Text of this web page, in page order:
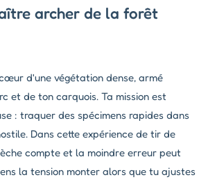
archer de la forêt
d'une végétation dense, armé
et de ton carquois. Ta mission est
: traquer des spécimens rapides dans
Dans cette expérience de tir de
compte et la moindre erreur peut
la tension monter alors que tu ajustes